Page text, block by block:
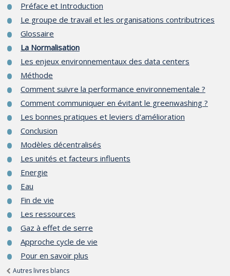
Préface et Introduction
Le groupe de travail et les organisations contributrices
Glossaire
La Normalisation
Les enjeux environnementaux des data centers
Méthode
Comment suivre la performance environnementale ?
Comment communiquer en évitant le greenwashing ?
Les bonnes pratiques et leviers d'amélioration
Conclusion
Modèles décentralisés
Les unités et facteurs influents
Energie
Eau
Fin de vie
Les ressources
Gaz à effet de serre
Approche cycle de vie
Pour en savoir plus
Autres livres blancs